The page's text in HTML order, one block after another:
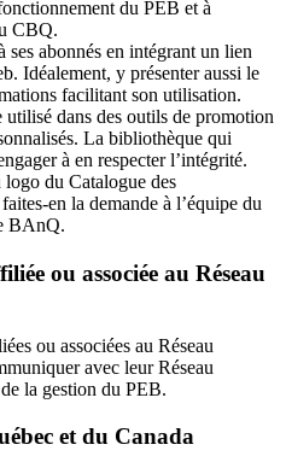
du PEB et à
CBQ.
ses abonnés en intégrant un lien
Idéalement, y présenter aussi le
facilitant son utilisation.
dans des outils de promotion
La bibliothèque qui
à en respecter l’intégrité.
du Catalogue des
en la demande à l’équipe du
BAnQ.
ou associée au Réseau
ou associées au Réseau
avec leur Réseau
la gestion du PEB.
et du Canada